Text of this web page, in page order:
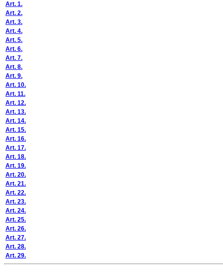
Art. 1.
Art. 2.
Art. 3.
Art. 4.
Art. 5.
Art. 6.
Art. 7.
Art. 8.
Art. 9.
Art. 10.
Art. 11.
Art. 12.
Art. 13.
Art. 14.
Art. 15.
Art. 16.
Art. 17.
Art. 18.
Art. 19.
Art. 20.
Art. 21.
Art. 22.
Art. 23.
Art. 24.
Art. 25.
Art. 26.
Art. 27.
Art. 28.
Art. 29.